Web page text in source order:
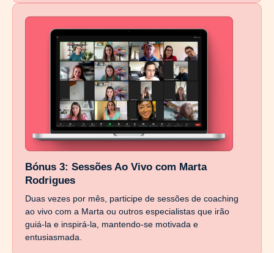
Bónus 3: Sessões Ao Vivo com Marta
Rodrigues
Duas vezes por mês, participe de sessões de coaching
ao vivo com a Marta ou outros especialistas que irão
guiá-la e inspirá-la, mantendo-se motivada e
entusiasmada.